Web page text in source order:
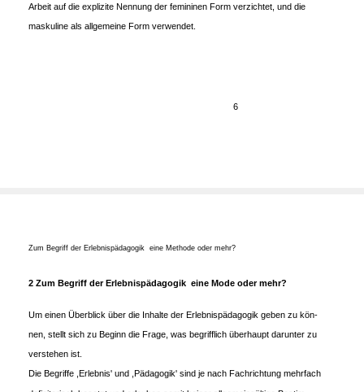
6
Arbeit auf die explizite Nennung der femininen Form verzichtet, und die
maskuline als allgemeine Form verwendet.
Zum Begriff der Erlebnispädagogik ­ eine Methode oder mehr?
2 Zum Begriff der Erlebnispädagogik ­ eine Mode oder mehr?
Um einen Überblick über die Inhalte der Erlebnispädagogik geben zu kön-
nen, stellt sich zu Beginn die Frage, was begrifflich überhaupt darunter zu
verstehen ist.
Die Begriffe ,Erlebnis' und ,Pädagogik' sind je nach Fachrichtung mehrfach